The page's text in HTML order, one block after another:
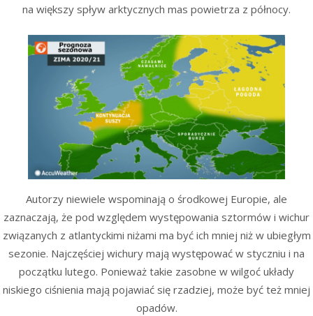
na większy spływ arktycznych mas powietrza z północy.
Autorzy niewiele wspominają o środkowej Europie, ale
zaznaczają, że pod względem występowania sztormów i wichur
związanych z atlantyckimi niżami ma być ich mniej niż w ubiegłym
sezonie. Najczęściej wichury mają występować w styczniu i na
początku lutego. Ponieważ takie zasobne w wilgoć układy
niskiego ciśnienia mają pojawiać się rzadziej, może być też mniej
opadów.